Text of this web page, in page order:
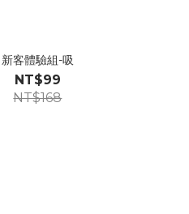
新客體驗組-吸
NT$99
NT$168